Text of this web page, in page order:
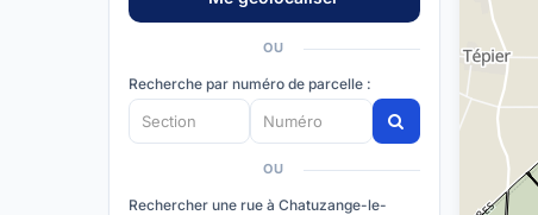
OU
Recherche par numéro de parcelle :
OU
Rechercher une rue à Chatuzange-le-